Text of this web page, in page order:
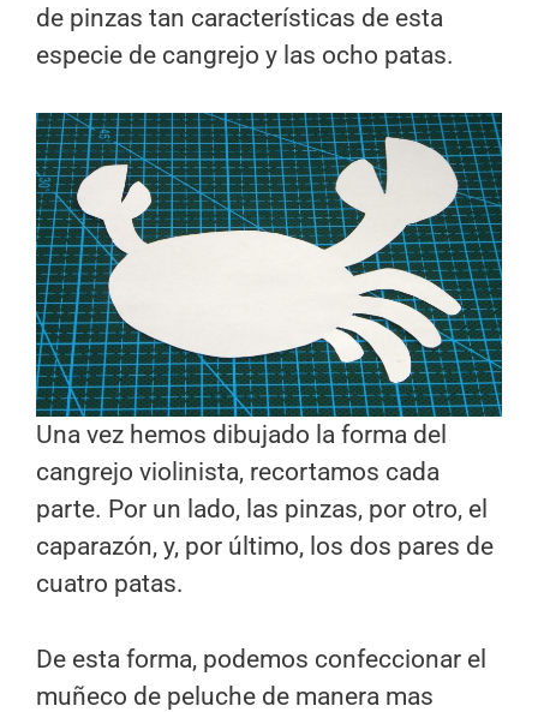
de pinzas tan características de esta
especie de cangrejo y las ocho patas.
Una vez hemos dibujado la forma del
cangrejo violinista, recortamos cada
parte. Por un lado, las pinzas, por otro, el
caparazón, y, por último, los dos pares de
cuatro patas.
De esta forma, podemos confeccionar el
muñeco de peluche de manera mas